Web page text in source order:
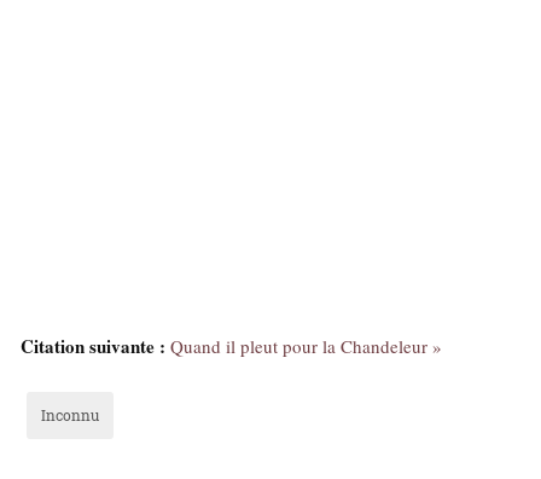
Citation suivante : Quand il pleut pour la Chandeleur »
Inconnu